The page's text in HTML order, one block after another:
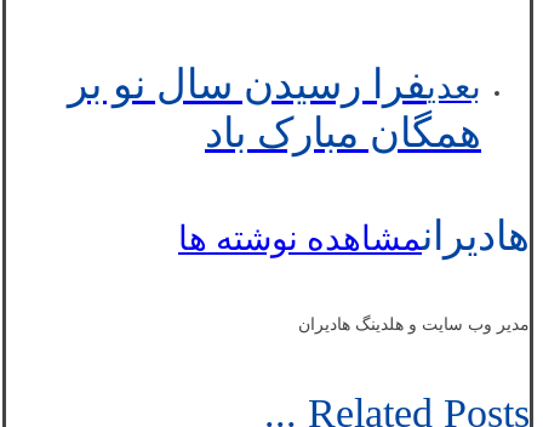
بعدیفرا رسیدن سال نو بر
همگان مبارک باد
هادیرانمشاهده نوشته ها
مدیر وب سایت و هلدینگ هادیران
Related Posts ...